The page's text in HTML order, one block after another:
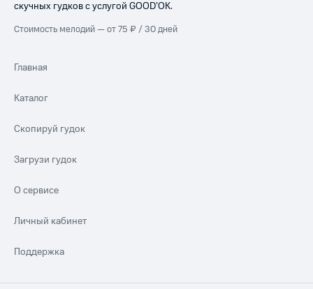
скучных гудков с услугой GOOD’OK.
Стоимость мелодий — от 75 ₽ / 30 дней
Главная
Каталог
Скопируй гудок
Загрузи гудок
О сервисе
Личный кабинет
Поддержка